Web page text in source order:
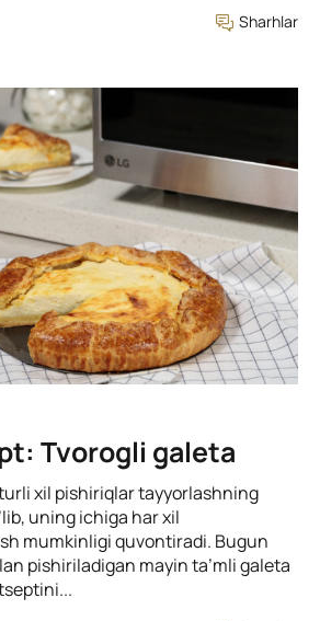
Sharhlar
Tvorogli galeta
xil pishiriqlar tayyorlashning
uning ichiga har xil
mumkinligi quvontiradi. Bugun
pishiriladigan mayin ta’mli galeta